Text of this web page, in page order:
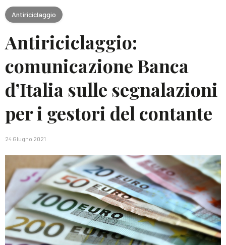
Antiriciclaggio
Antiriciclaggio:
comunicazione Banca
d’Italia sulle segnalazioni
per i gestori del contante
24 Giugno 2021